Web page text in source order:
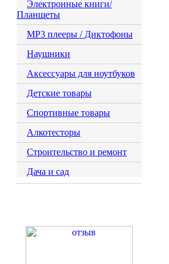
Электронные книги/
Планшеты
MP3 плееры / Диктофоны
Наушники
Аксессуары для ноутбуков
Детские товары
Спортивные товары
Алкотесторы
Строительство и ремонт
Дача и сад